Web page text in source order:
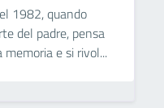
1982, quando
del padre, pensa
e si rivol...